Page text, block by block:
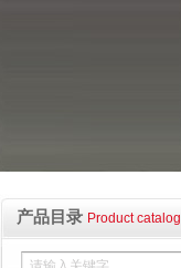
产品目录 Product catalog